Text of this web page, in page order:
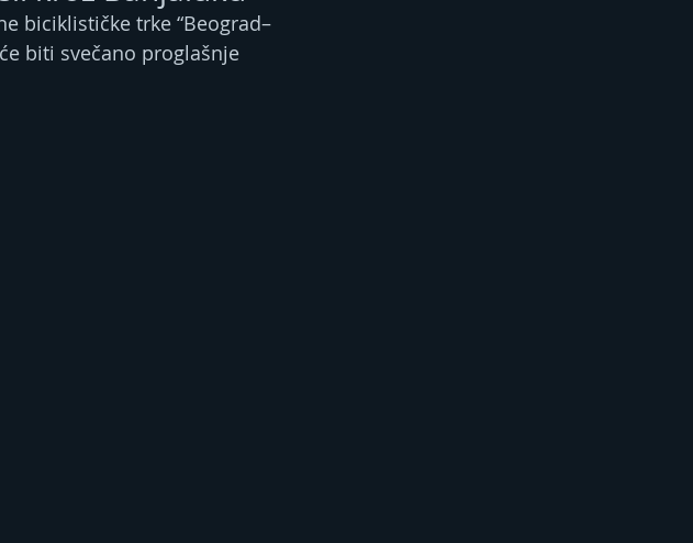
biciklističke trke “Beograd–
biti svečano proglašnje